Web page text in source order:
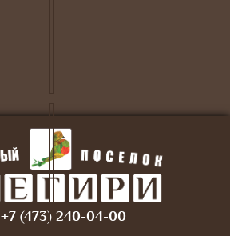
+7 (473) 240-04-00